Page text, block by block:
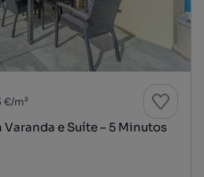
€/m²
e Suíte – 5 Minutos